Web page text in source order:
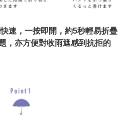
速，一按即開，約5秒輕易折疊
，亦方便對收雨遮感到抗拒的